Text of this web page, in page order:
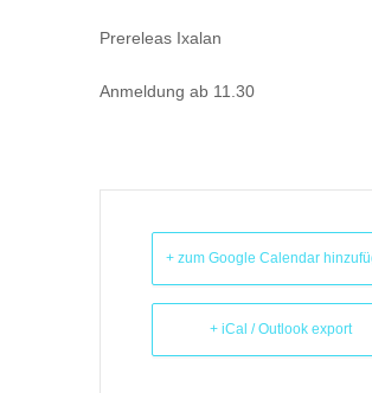
Prereleas Ixalan
Anmeldung ab 11.30
+ zum Google Calendar
+ iCal / Outlook export